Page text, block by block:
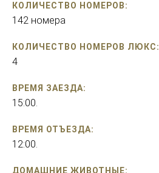
КОЛИЧЕСТВО НОМЕРОВ:
142 номера
КОЛИЧЕСТВО НОМЕРОВ ЛЮКС:
4
ВРЕМЯ ЗАЕЗДА:
15:00.
ВРЕМЯ ОТЪЕЗДА:
12:00.
ДОМАШНИЕ ЖИВОТНЫЕ: